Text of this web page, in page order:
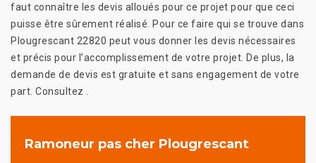
faut connaître les devis alloués pour ce projet pour que ceci
puisse être sûrement réalisé. Pour ce faire qui se trouve dans
Plougrescant 22820 peut vous donner les devis nécessaires
et précis pour l’accomplissement de votre projet. De plus, la
demande de devis est gratuite et sans engagement de votre
part. Consultez .
Ramoneur pas cher Plougrescant